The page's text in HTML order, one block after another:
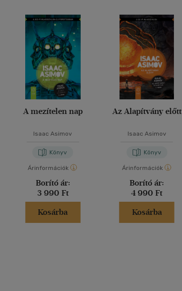
A mezítelen nap
Isaac Asimov
Könyv
Árinformációk
Borító ár:
3 990 Ft
Kosárba
Az Alapítvány előtt
Isaac Asimov
Könyv
Árinformációk
Borító ár:
4 990 Ft
Kosárba